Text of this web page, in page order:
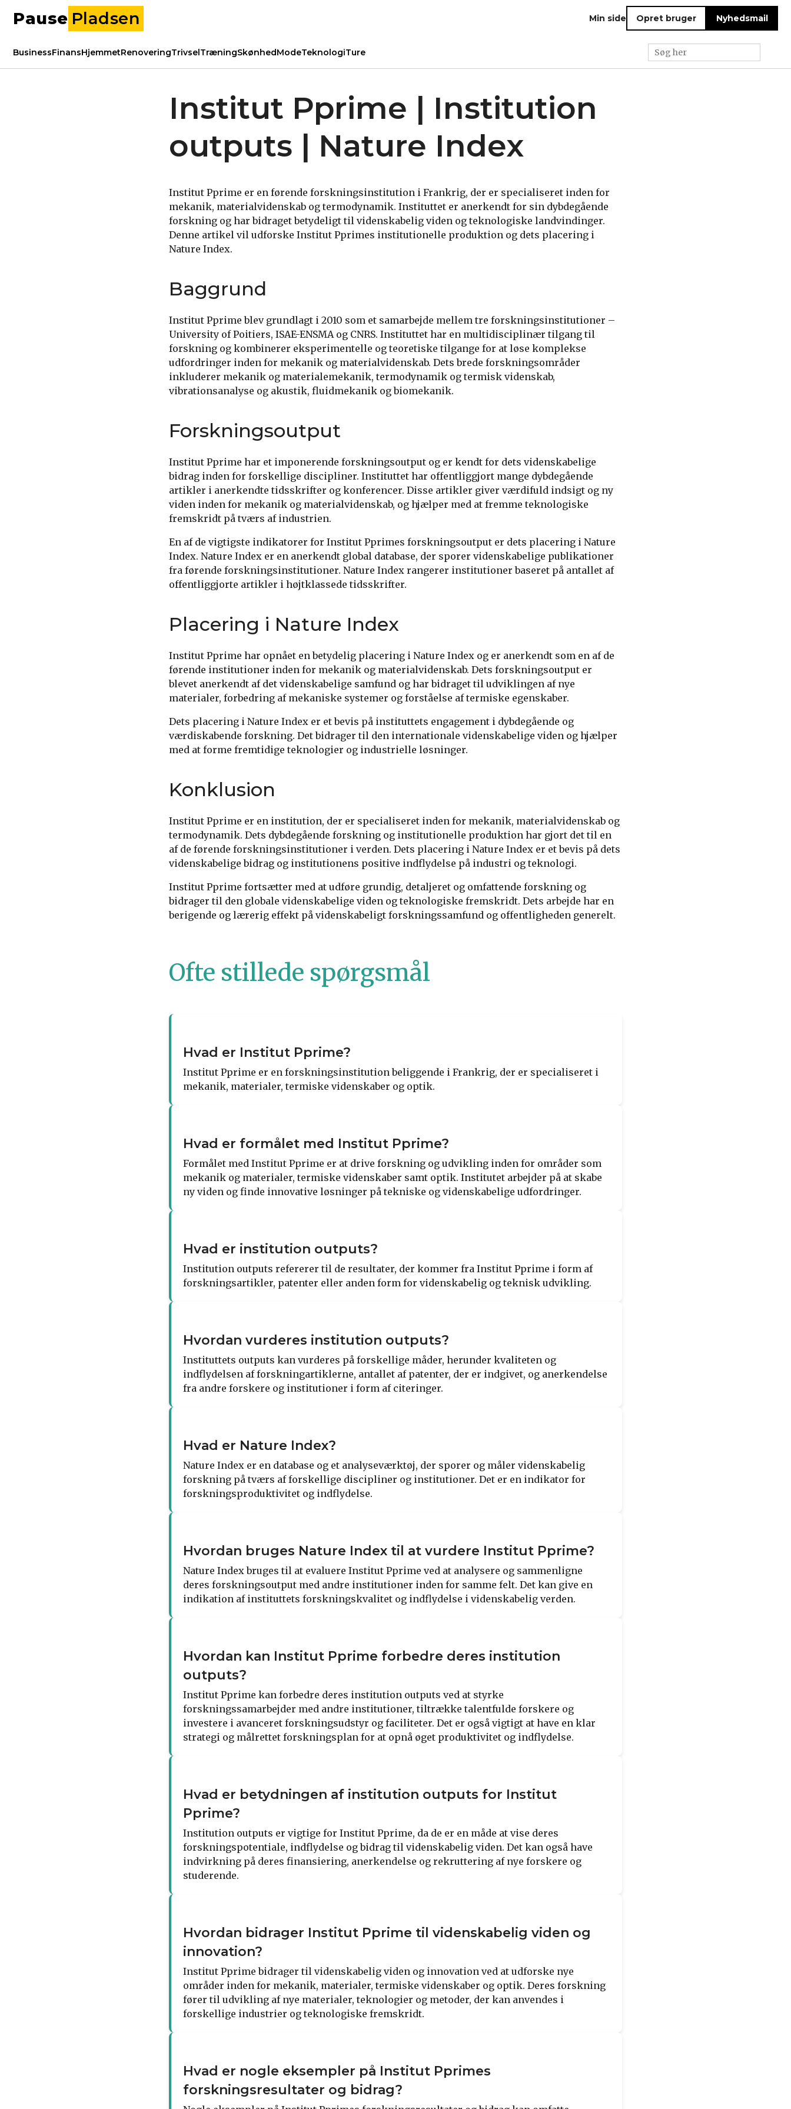
Pause Pladsen Min side Opret bruger Nyhedsmail
BusinessFinansHjemmetRenoveringTrivselTræningSkønhedModeTeknologiTure
Institut Pprime | Institution
outputs | Nature Index
Institut Pprime er en førende forskningsinstitution i Frankrig, der er specialiseret inden for
mekanik, materialvidenskab og termodynamik. Instituttet er anerkendt for sin dybdegående
forskning og har bidraget betydeligt til videnskabelig viden og teknologiske landvindinger.
Denne artikel vil udforske Institut Pprimes institutionelle produktion og dets placering i
Nature Index.
Baggrund
Institut Pprime blev grundlagt i 2010 som et samarbejde mellem tre forskningsinstitutioner –
University of Poitiers, ISAE-ENSMA og CNRS. Instituttet har en multidisciplinær tilgang til
forskning og kombinerer eksperimentelle og teoretiske tilgange for at løse komplekse
udfordringer inden for mekanik og materialvidenskab. Dets brede forskningsområder
inkluderer mekanik og materialemekanik, termodynamik og termisk videnskab,
vibrationsanalyse og akustik, fluidmekanik og biomekanik.
Forskningsoutput
Institut Pprime har et imponerende forskningsoutput og er kendt for dets videnskabelige
bidrag inden for forskellige discipliner. Instituttet har offentliggjort mange dybdegående
artikler i anerkendte tidsskrifter og konferencer. Disse artikler giver værdifuld indsigt og ny
viden inden for mekanik og materialvidenskab, og hjælper med at fremme teknologiske
fremskridt på tværs af industrien.
En af de vigtigste indikatorer for Institut Pprimes forskningsoutput er dets placering i Nature
Index. Nature Index er en anerkendt global database, der sporer videnskabelige publikationer
fra førende forskningsinstitutioner. Nature Index rangerer institutioner baseret på antallet af
offentliggjorte artikler i højtklassede tidsskrifter.
Placering i Nature Index
Institut Pprime har opnået en betydelig placering i Nature Index og er anerkendt som en af de
førende institutioner inden for mekanik og materialvidenskab. Dets forskningsoutput er
blevet anerkendt af det videnskabelige samfund og har bidraget til udviklingen af nye
materialer, forbedring af mekaniske systemer og forståelse af termiske egenskaber.
Dets placering i Nature Index er et bevis på instituttets engagement i dybdegående og
værdiskabende forskning. Det bidrager til den internationale videnskabelige viden og hjælper
med at forme fremtidige teknologier og industrielle løsninger.
Konklusion
Institut Pprime er en institution, der er specialiseret inden for mekanik, materialvidenskab og
termodynamik. Dets dybdegående forskning og institutionelle produktion har gjort det til en
af de førende forskningsinstitutioner i verden. Dets placering i Nature Index er et bevis på dets
videnskabelige bidrag og institutionens positive indflydelse på industri og teknologi.
Institut Pprime fortsætter med at udføre grundig, detaljeret og omfattende forskning og
bidrager til den globale videnskabelige viden og teknologiske fremskridt. Dets arbejde har en
berigende og lærerig effekt på videnskabeligt forskningssamfund og offentligheden generelt.
Ofte stillede spørgsmål
Hvad er Institut Pprime?
Institut Pprime er en forskningsinstitution beliggende i Frankrig, der er specialiseret i
mekanik, materialer, termiske videnskaber og optik.
Hvad er formålet med Institut Pprime?
Formålet med Institut Pprime er at drive forskning og udvikling inden for områder som
mekanik og materialer, termiske videnskaber samt optik. Institutet arbejder på at skabe
ny viden og finde innovative løsninger på tekniske og videnskabelige udfordringer.
Hvad er institution outputs?
Institution outputs refererer til de resultater, der kommer fra Institut Pprime i form af
forskningsartikler, patenter eller anden form for videnskabelig og teknisk udvikling.
Hvordan vurderes institution outputs?
Instituttets outputs kan vurderes på forskellige måder, herunder kvaliteten og
indflydelsen af ​​forskningartiklerne, antallet af patenter, der er indgivet, og anerkendelse
fra andre forskere og institutioner i form af citeringer.
Hvad er Nature Index?
Nature Index er en database og et analyseværktøj, der sporer og måler videnskabelig
forskning på tværs af forskellige discipliner og institutioner. Det er en indikator for
forskningsproduktivitet og indflydelse.
Hvordan bruges Nature Index til at vurdere Institut Pprime?
Nature Index bruges til at evaluere Institut Pprime ved at analysere og sammenligne
deres forskningsoutput med andre institutioner inden for samme felt. Det kan give en
indikation af instituttets forskningskvalitet og indflydelse i videnskabelig verden.
Hvordan kan Institut Pprime forbedre deres institution
outputs?
Institut Pprime kan forbedre deres institution outputs ved at styrke
forskningssamarbejder med andre institutioner, tiltrække talentfulde forskere og
investere i avanceret forskningsudstyr og faciliteter. Det er også vigtigt at have en klar
strategi og målrettet forskningsplan for at opnå øget produktivitet og indflydelse.
Hvad er betydningen af ​​institution outputs for Institut
Pprime?
Institution outputs er vigtige for Institut Pprime, da de er en måde at vise deres
forskningspotentiale, indflydelse og bidrag til videnskabelig viden. Det kan også have
indvirkning på deres finansiering, anerkendelse og rekruttering af nye forskere og
studerende.
Hvordan bidrager Institut Pprime til videnskabelig viden og
innovation?
Institut Pprime bidrager til videnskabelig viden og innovation ved at udforske nye
områder inden for mekanik, materialer, termiske videnskaber og optik. Deres forskning
fører til udvikling af nye materialer, teknologier og metoder, der kan anvendes i
forskellige industrier og teknologiske fremskridt.
Hvad er nogle eksempler på Institut Pprimes
forskningsresultater og bidrag?